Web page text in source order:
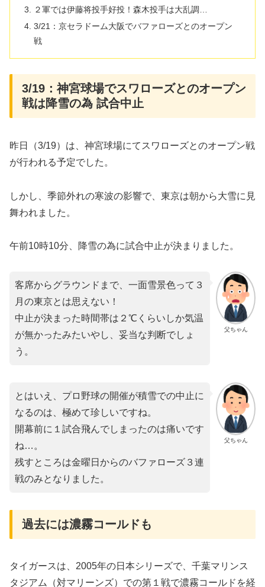
２軍では伊藤将投手好投！森木投手は大乱調…
3/21：京セラドーム大阪でバファローズとのオープン
戦
3/19：神宮球場でスワローズとのオープン
戦は降雪の為 試合中止
昨日（3/19）は、神宮球場にてスワローズとのオープン戦
が行われる予定でした。
しかし、季節外れの寒波の影響で、東京は朝から大雪に見
舞われました。
午前10時10分、降雪の為に試合中止が決まりました。
父ちゃん
客席からグラウンドまで、一面雪景色って３
月の東京とは思えない！
中止が決まった時間帯は２℃くらいしか気温
が無かったみたいやし、妥当な判断でしょ
う。
父ちゃん
とはいえ、プロ野球の開催が積雪での中止に
なるのは、極めて珍しいですね。
開幕前に１試合飛んでしまったのは痛いです
ね…。
残すところは金曜日からのバファローズ３連
戦のみとなりました。
過去には濃霧コールドも
タイガースは、2005年の日本シリーズで、千葉マリンス
タジアム（対マリーンズ）での第１戦で濃霧コールドを経